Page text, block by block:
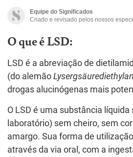
Equipe do Significados
Criado e revisado pelos nossos
O que é LSD:
LSD é a abreviação de
(do alemão
drogas alucinógenas mais
O LSD é uma substância
laboratório) sem cheiro, sem
amargo. Sua forma de
através da via oral, com a